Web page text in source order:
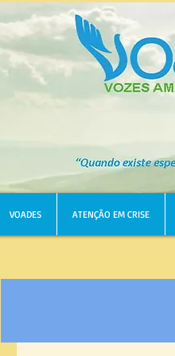
VOADES ATENÇÃO EM CRISE